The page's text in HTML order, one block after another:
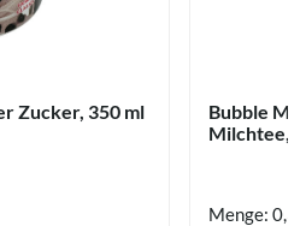
Zucker, 350 ml
Bubble
Milchtee,
Menge: